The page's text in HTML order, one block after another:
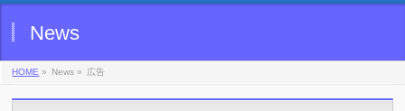
News
HOME » News » 広告